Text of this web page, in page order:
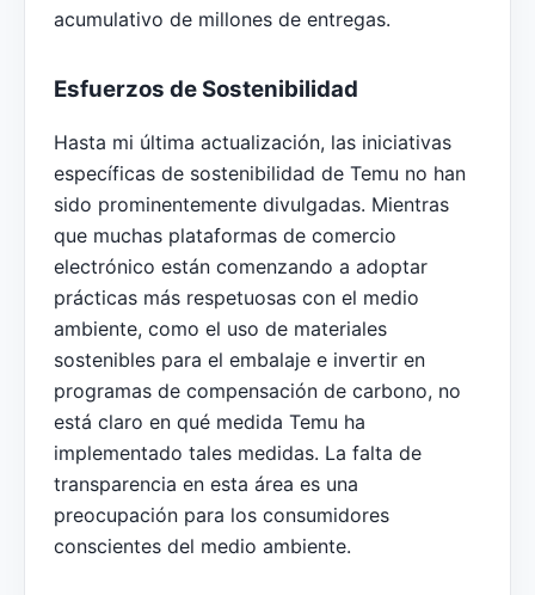
acumulativo de millones de entregas.
Esfuerzos de Sostenibilidad
Hasta mi última actualización, las iniciativas
específicas de sostenibilidad de Temu no han
sido prominentemente divulgadas. Mientras
que muchas plataformas de comercio
electrónico están comenzando a adoptar
prácticas más respetuosas con el medio
ambiente, como el uso de materiales
sostenibles para el embalaje e invertir en
programas de compensación de carbono, no
está claro en qué medida Temu ha
implementado tales medidas. La falta de
transparencia en esta área es una
preocupación para los consumidores
conscientes del medio ambiente.